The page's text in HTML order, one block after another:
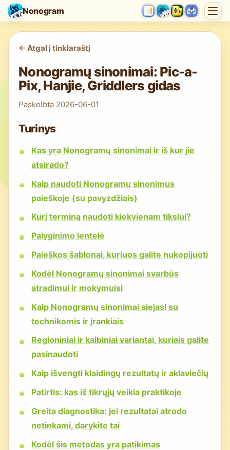
Nonogram
<- Atgal į tinklaraštį
Nonogramų sinonimai: Pic-a-
Pix, Hanjie, Griddlers gidas
Paskelbta 2026-06-01
Turinys
Kas yra Nonogramų sinonimai ir iš kur jie
atsirado?
Kaip naudoti Nonogramų sinonimus
paieškoje (su pavyzdžiais)
Kurį terminą naudoti kiekvienam tikslui?
Palyginimo lentelė
Paieškos šablonai, kuriuos galite nukopijuoti
Kodėl Nonogramų sinonimai svarbūs
atradimui ir mokymuisi
Kaip Nonogramų sinonimai siejasi su
technikomis ir įrankiais
Regioniniai ir kalbiniai variantai, kuriais galite
pasinaudoti
Kaip išvengti klaidingų rezultatų ir aklaviečių
Patirtis: kas iš tikrųjų veikia praktikoje
Greita diagnostika: jei rezultatai atrodo
netinkami, darykite tai
Kodėl šis metodas yra patikimas